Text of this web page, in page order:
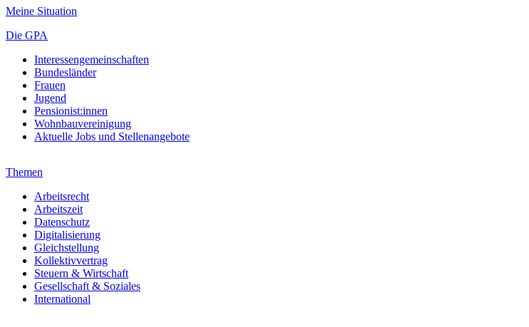
Meine Situation
Die GPA
Interessengemeinschaften
Bundesländer
Frauen
Jugend
Pensionist:innen
Wohnbauvereinigung
Aktuelle Jobs und Stellenangebote
Themen
Arbeitsrecht
Arbeitszeit
Datenschutz
Digitalisierung
Gleichstellung
Kollektivvertrag
Steuern & Wirtschaft
Gesellschaft & Soziales
International